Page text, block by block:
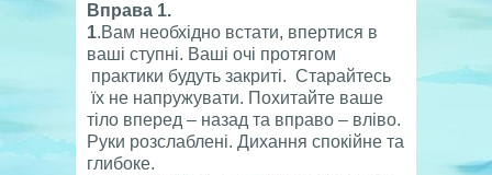
Вправа 1.
1.Вам необхідно встати, впертися в
ваші ступні. Ваші очі протягом
практики будуть закриті. Старайтесь
їх не напружувати. Похитайте ваше
тіло вперед – назад та вправо – вліво.
Руки розслаблені. Дихання спокійне та
глибоке.